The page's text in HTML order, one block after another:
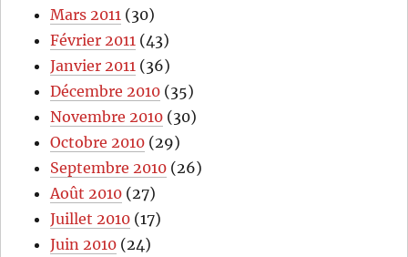
Mars 2011 (30)
Février 2011 (43)
Janvier 2011 (36)
Décembre 2010 (35)
Novembre 2010 (30)
Octobre 2010 (29)
Septembre 2010 (26)
Août 2010 (27)
Juillet 2010 (17)
Juin 2010 (24)